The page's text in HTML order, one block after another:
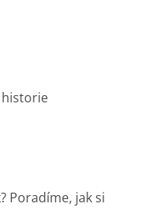
Poradíme, jak si